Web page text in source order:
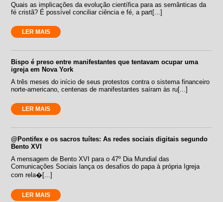
Quais as implicações da evolução científica para as semânticas da
fé cristã? É possível conciliar ciência e fé, a part[...]
LER MAIS
Bispo é preso entre manifestantes que tentavam ocupar uma
igreja em Nova York
A três meses do início de seus protestos contra o sistema financeiro
norte-americano, centenas de manifestantes saíram às ru[...]
LER MAIS
@Pontifex e os sacros tuítes: As redes sociais digitais segundo
Bento XVI
A mensagem de Bento XVI para o 47º Dia Mundial das
Comunicações Sociais lança os desafios do papa à própria Igreja
com rela�[...]
LER MAIS